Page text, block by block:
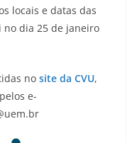
locais e datas das
no dia 25 de janeiro
no site da CVU,
e-